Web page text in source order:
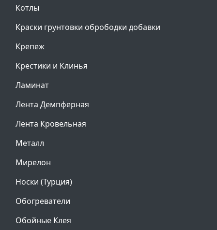
Котлы
Краски грунтовки обрободки добавки
Крепеж
Крестики и Клинья
Ламинат
Лента Демпферная
Лента Кровельная
Металл
Мирелон
Носки (Турция)
Обогреватели
Обойные Клея